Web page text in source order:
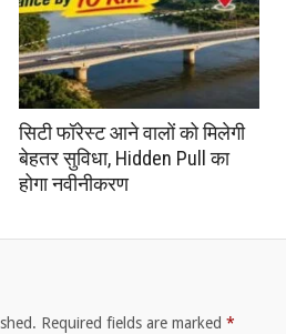
सिटी फॉरेस्ट आने वालों को मिलेगी
बेहतर सुविधा, Hidden Pull का
होगा नवीनीकरण
Required fields are marked *